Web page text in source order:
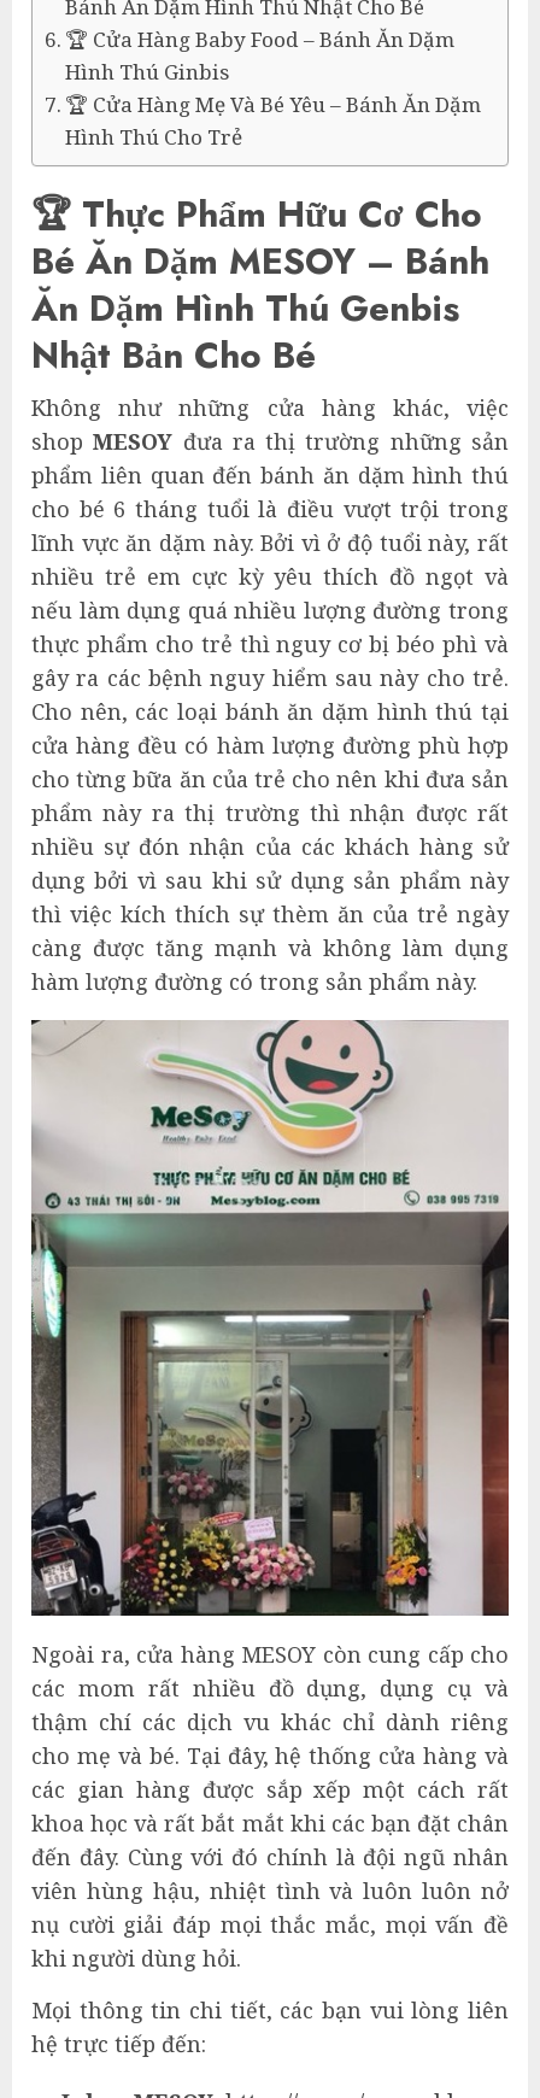
Bánh Ăn Dặm Hình Thú Nhật Cho Bé
🏆 Cửa Hàng Baby Food – Bánh Ăn Dặm
Hình Thú Ginbis
🏆 Cửa Hàng Mẹ Và Bé Yêu – Bánh Ăn Dặm
Hình Thú Cho Trẻ
🏆 Thực Phẩm Hữu Cơ Cho
Bé Ăn Dặm MESOY – Bánh
Ăn Dặm Hình Thú Genbis
Nhật Bản Cho Bé
Không như những cửa hàng khác, việc
shopMESOY đưa ra thị trường những sản
phẩm liên quan đến bánh ăn dặm hình thú
cho bé 6 tháng tuổi là điều vượt trội trong
lĩnh vực ăn dặm này. Bởi vì ở độ tuổi này, rất
nhiều trẻ em cực kỳ yêu thích đồ ngọt và
nếu làm dụng quá nhiều lượng đường trong
thực phẩm cho trẻ thì nguy cơ bị béo phì và
gây ra các bệnh nguy hiểm sau này cho trẻ.
Cho nên, các loại bánh ăn dặm hình thú tại
cửa hàng đều có hàm lượng đường phù hợp
cho từng bữa ăn của trẻ cho nên khi đưa sản
phẩm này ra thị trường thì nhận được rất
nhiều sự đón nhận của các khách hàng sử
dụng bởi vì sau khi sử dụng sản phẩm này
thì việc kích thích sự thèm ăn của trẻ ngày
càng được tăng mạnh và không làm dụng
hàm lượng đường có trong sản phẩm này.
Ngoài ra, cửa hàng MESOY còn cung cấp cho
các mom rất nhiều đồ dụng, dụng cụ và
thậm chí các dịch vu khác chỉ dành riêng
cho mẹ và bé. Tại đây, hệ thống cửa hàng và
các gian hàng được sắp xếp một cách rất
khoa học và rất bắt mắt khi các bạn đặt chân
đến đây. Cùng với đó chính là đội ngũ nhân
viên hùng hậu, nhiệt tình và luôn luôn nở
nụ cười giải đáp mọi thắc mắc, mọi vấn đề
khi người dùng hỏi.
Mọi thông tin chi tiết, các bạn vui lòng liên
hệ trực tiếp đến: